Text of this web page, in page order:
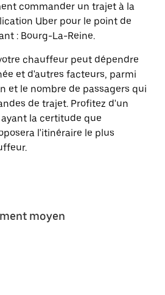
commander un trajet à la
Uber pour le point de
: Bourg-La-Reine.
chauffeur peut dépendre
et d'autres facteurs, parmi
et le nombre de passagers qui
de trajet. Profitez d'un
la certitude que
l'itinéraire le plus
moyen